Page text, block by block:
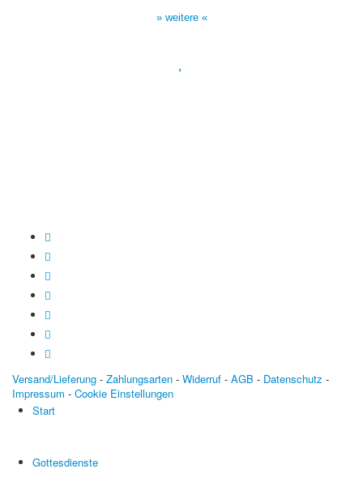
» weitere «
Versand/Lieferung - Zahlungsarten - Widerruf - AGB - Datenschutz -
Impressum - Cookie Einstellungen
Start
Gottesdienste